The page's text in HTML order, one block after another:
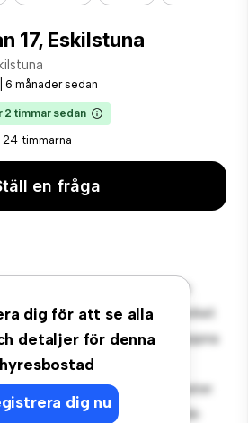
17, Eskilstuna
6 månader sedan
2 timmar sedan
24 timmarna
en fråga
dig för att se alla
detaljer för denna
hyresbostad
dig nu
urbana tillflyktsort på Västra
Denna moderna 2-rumslägenhet
mysigt vardagsrum. Den öppna
för underhållning, och det
med förstklassiga apparater.
ligger du bara några steg från